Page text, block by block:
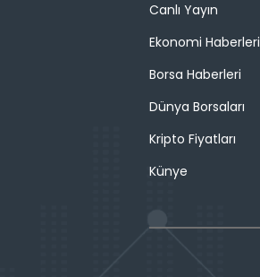
Canlı Yayın
Ekonomi Haberleri
Borsa Haberleri
Dünya Borsaları
Kripto Fiyatları
Künye